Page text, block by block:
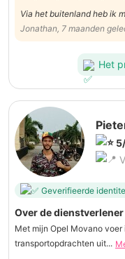
Via het buitenland heb ik
van mijn piano, danku wel!
Jonathan, 7 maanden
Het
Geverifieerde
Over de dienstverlener
Met mijn Opel Movano
transportopdrachten uit...